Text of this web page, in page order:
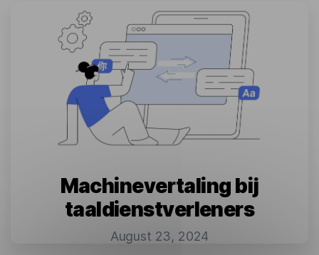
Machinevertaling bij
taaldienstverleners
August 23, 2024